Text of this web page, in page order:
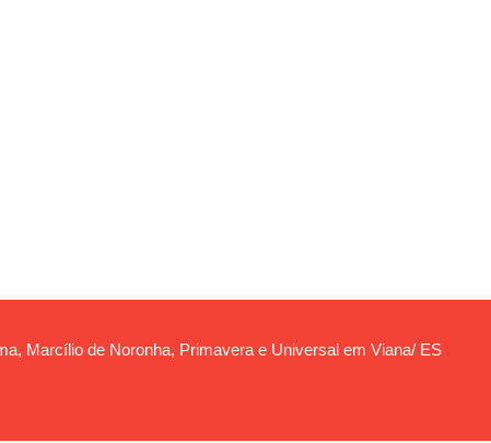
Marcílio de Noronha, Primavera e Universal em Viana/ ES